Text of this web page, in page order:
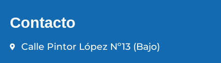
Contacto
Calle Pintor López Nº13 (Bajo)